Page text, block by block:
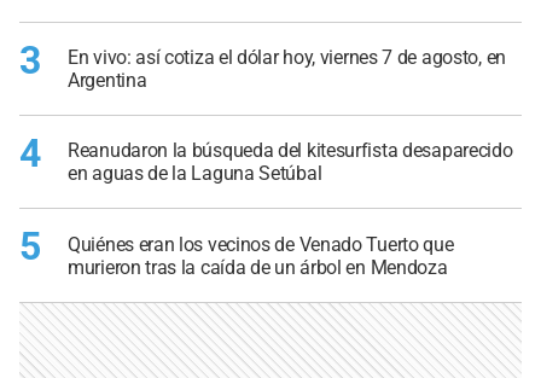
3
En vivo: así cotiza el dólar hoy, viernes 7 de agosto, en
Argentina
4
Reanudaron la búsqueda del kitesurfista desaparecido
en aguas de la Laguna Setúbal
5
Quiénes eran los vecinos de Venado Tuerto que
murieron tras la caída de un árbol en Mendoza